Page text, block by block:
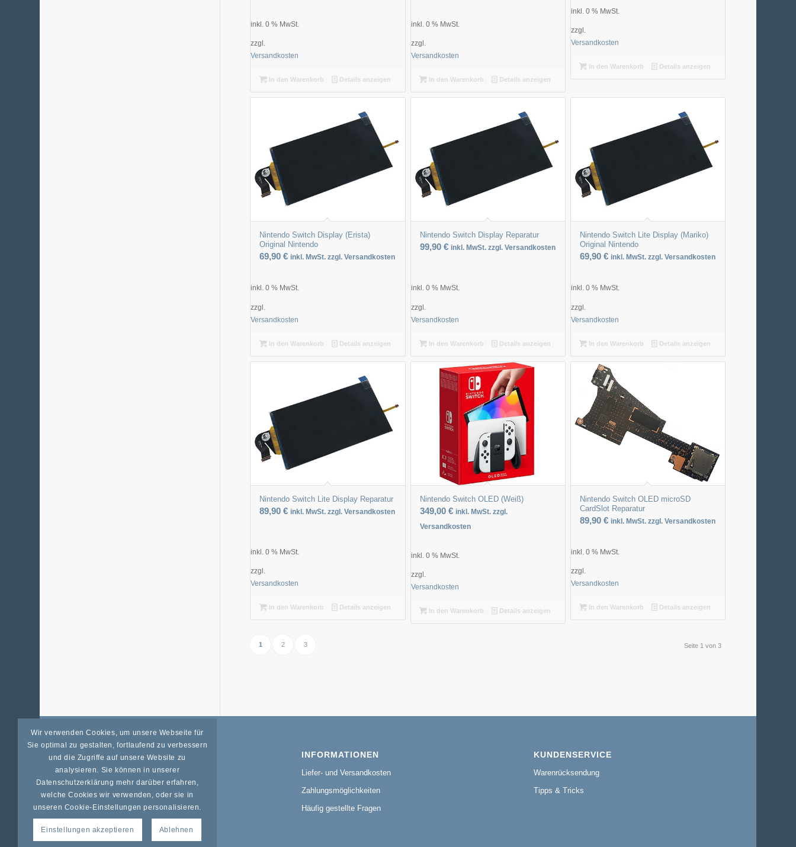
inkl. 0 % MwSt.
zzgl.
Versandkosten
In den Warenkorb Details anzeigen
inkl. 0 % MwSt.
zzgl.
Versandkosten
In den Warenkorb Details anzeigen
inkl. 0 % MwSt.
zzgl.
Versandkosten
In den Warenkorb Details anzeigen
Nintendo Switch Display (Erista)
Original Nintendo
69,90€ inkl. MwSt. zzgl. Versandkosten
inkl. 0 % MwSt.
zzgl.
Versandkosten
In den Warenkorb Details anzeigen
Nintendo Switch Display Reparatur
99,90 € inkl. MwSt. zzgl. Versandkosten
inkl. 0 % MwSt.
zzgl.
Versandkosten
In den Warenkorb Details anzeigen
Nintendo Switch Lite Display (Mariko)
Original Nintendo
69,90 € inkl. MwSt. zzgl. Versandkosten
inkl. 0 % MwSt.
zzgl.
Versandkosten
In den Warenkorb Details anzeigen
Nintendo Switch Lite Display Reparatur
89,90€ inkl. MwSt. zzgl. Versandkosten
inkl. 0 % MwSt.
zzgl.
Versandkosten
In den Warenkorb Details anzeigen
Nintendo Switch OLED (Weiß)
349,00 € inkl. MwSt. zzgl.
Versandkosten
inkl. 0 % MwSt.
zzgl.
Versandkosten
In den Warenkorb Details anzeigen
Nintendo Switch OLED microSD
CardSlot Reparatur
89,90 € inkl. MwSt. zzgl. Versandkosten
inkl. 0 % MwSt.
zzgl.
Versandkosten
In den Warenkorb Details anzeigen
Seite 1 von 3
1 2 3
ALLGEMEINES
Datenschutz
Impressum
Widerrufsrecht
Unsere AGB
INFORMATIONEN
Liefer- und Versandkosten
Zahlungsmöglichkeiten
Häufig gestellte Fragen
KUNDENSERVICE
Warenrücksendung
Tipps & Tricks
Wir verwenden Cookies, um unsere Webseite für
Sie optimal zu gestalten, fortlaufend zu verbessern
und die Zugriffe auf unsere Website zu
analysieren. Sie können in unserer
Datenschutzerklärung mehr darüber erfahren,
welche Cookies wir verwenden, oder sie in
unseren Cookie-Einstellungen personalisieren.
Einstellungen akzeptieren Ablehnen